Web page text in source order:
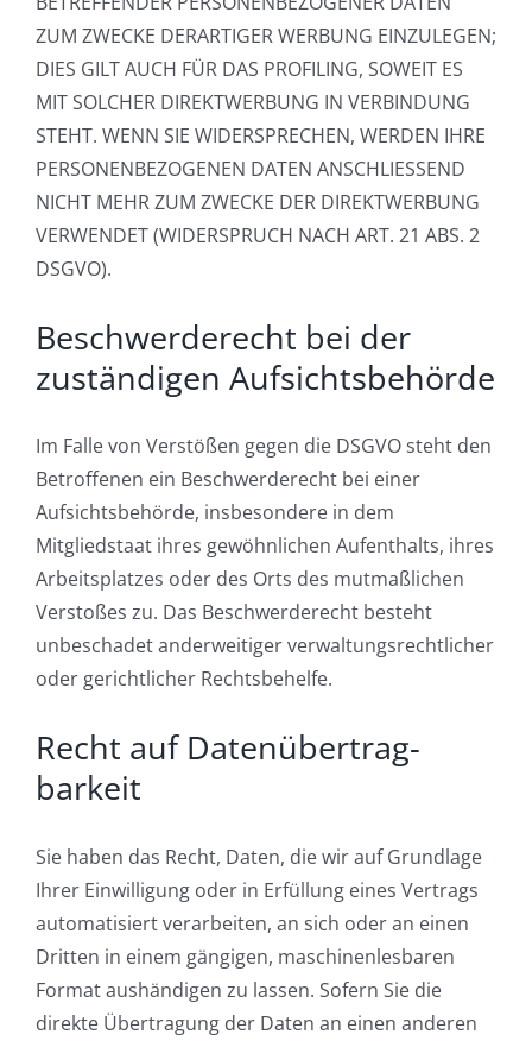
ZUM ZWECKE DERARTIGER WERBUNG EINZULEGEN;
DIES GILT AUCH FÜR DAS PROFILING, SOWEIT ES
MIT SOLCHER DIREKTWERBUNG IN VERBINDUNG
STEHT. WENN SIE WIDERSPRECHEN, WERDEN IHRE
PERSONENBEZOGENEN DATEN ANSCHLIESSEND
NICHT MEHR ZUM ZWECKE DER DIREKTWERBUNG
VERWENDET (WIDERSPRUCH NACH ART. 21 ABS. 2
DSGVO).
Beschwerde­recht bei der
zuständigen Aufsichts­behörde
Im Falle von Verstößen gegen die DSGVO steht den
Betroffenen ein Beschwerderecht bei einer
Aufsichtsbehörde, insbesondere in dem
Mitgliedstaat ihres gewöhnlichen Aufenthalts, ihres
Arbeitsplatzes oder des Orts des mutmaßlichen
Verstoßes zu. Das Beschwerderecht besteht
unbeschadet anderweitiger verwaltungsrechtlicher
oder gerichtlicher Rechtsbehelfe.
Recht auf Daten­übertrag­
barkeit
Sie haben das Recht, Daten, die wir auf Grundlage
Ihrer Einwilligung oder in Erfüllung eines Vertrags
automatisiert verarbeiten, an sich oder an einen
Dritten in einem gängigen, maschinenlesbaren
Format aushändigen zu lassen. Sofern Sie die
direkte Übertragung der Daten an einen anderen